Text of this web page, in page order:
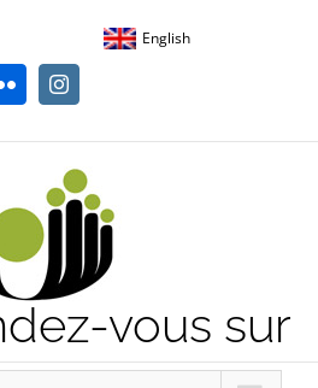
English
Flickr Instagram
vous sur